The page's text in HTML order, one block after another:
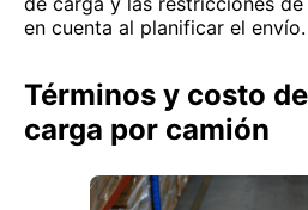
en cuenta al planificar el envío.
Términos y costo
carga por camión